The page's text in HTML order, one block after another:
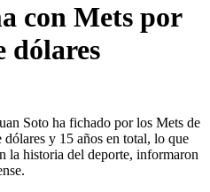
con Mets por
dólares
Soto ha fichado por los Mets de
y 15 años en total, lo que
la historia del deporte, informaron